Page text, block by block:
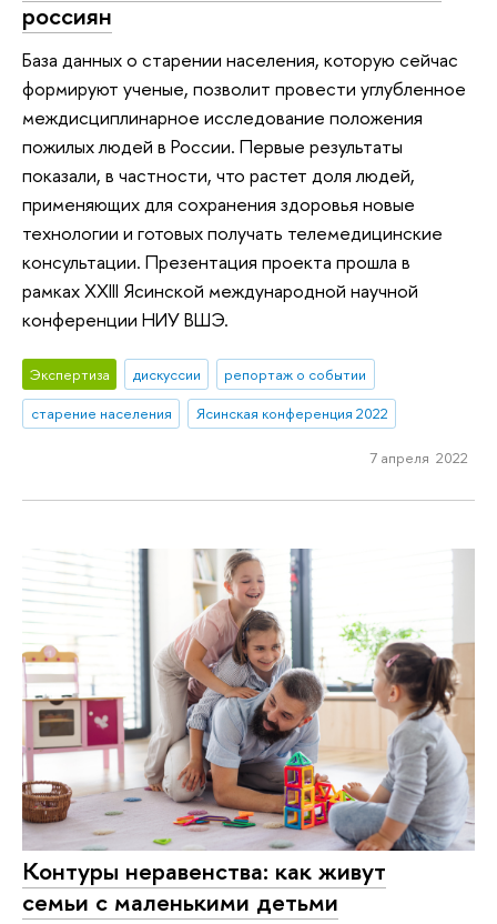
россиян
База данных о старении населения, которую сейчас
формируют ученые, позволит провести углубленное
междисциплинарное исследование положения
пожилых людей в России. Первые результаты
показали, в частности, что растет доля людей,
применяющих для сохранения здоровья новые
технологии и готовых получать телемедицинские
консультации. Презентация проекта прошла в
рамках XXIII Ясинской международной научной
конференции НИУ ВШЭ.
Экспертиза дискуссии
репортаж о событии
старение населения
Ясинская конференция 2022
7 апреля 2022
Контуры неравенства: как живут
семьи с маленькими детьми